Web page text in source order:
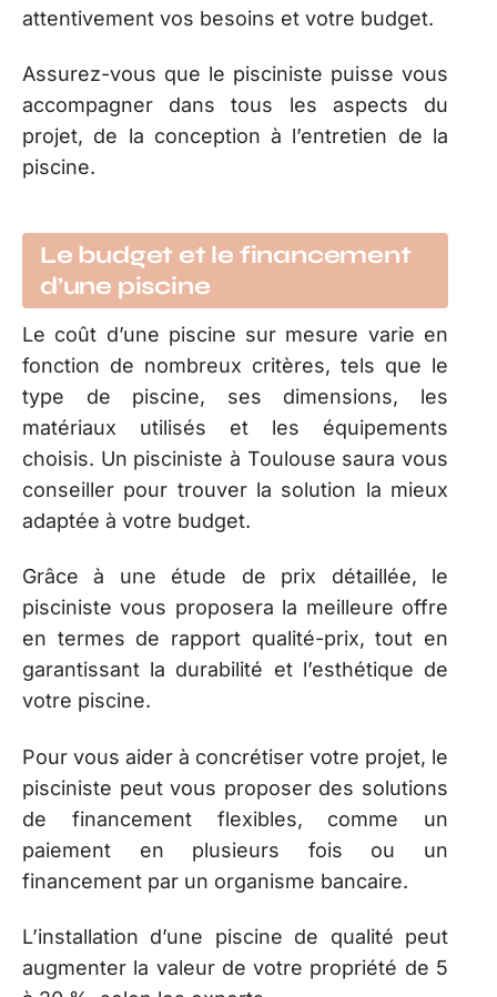
attentivement vos besoins et votre budget.
Assurez-vous que le pisciniste puisse vous
accompagner dans tous les aspects du
projet, de la conception à l’entretien de la
piscine.
Le budget et le financement
d’une piscine
Le coût d’une piscine sur mesure varie en
fonction de nombreux critères, tels que le
type de piscine, ses dimensions, les
matériaux utilisés et les équipements
choisis. Un pisciniste à Toulouse saura vous
conseiller pour trouver la solution la mieux
adaptée à votre budget.
Grâce à une étude de prix détaillée, le
pisciniste vous proposera la meilleure offre
en termes de rapport qualité-prix, tout en
garantissant la durabilité et l’esthétique de
votre piscine.
Pour vous aider à concrétiser votre projet, le
pisciniste peut vous proposer des solutions
de financement flexibles, comme un
paiement en plusieurs fois ou un
financement par un organisme bancaire.
L’installation d’une piscine de qualité peut
augmenter la valeur de votre propriété de 5